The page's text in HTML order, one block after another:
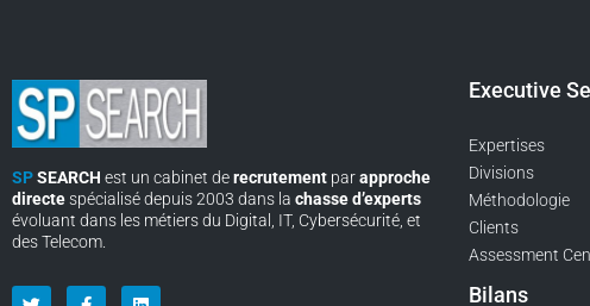
SPSEARCH est un cabinet derecrutement parapproche
directespécialisé depuis 2003 dans la chasse d’experts
évoluant dans les métiers du Digital, IT, Cybersécurité, et
des Telecom.
Executive
Expertises
Divisions
Méthodologie
Clients
Assessment
Bilans